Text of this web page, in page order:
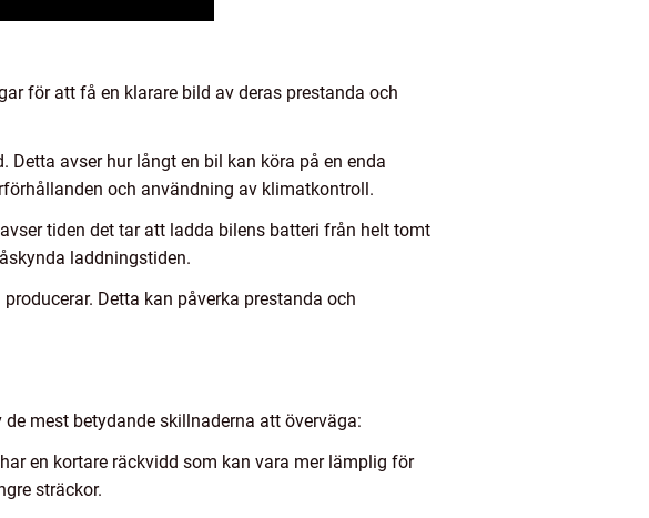
för att få en klarare bild av deras prestanda och
Detta avser hur långt en bil kan köra på en enda
och användning av klimatkontroll.
tiden det tar att ladda bilens batteri från helt tomt
laddningstiden.
Detta kan påverka prestanda och
mest betydande skillnaderna att överväga:
en kortare räckvidd som kan vara mer lämplig för
sträckor.